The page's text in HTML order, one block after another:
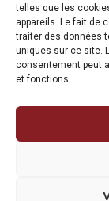
telles que les
appareils. Le fait de
traiter des données
uniques sur ce site.
consentement peut
et fonctions.
La RC n'est pas
Copyright